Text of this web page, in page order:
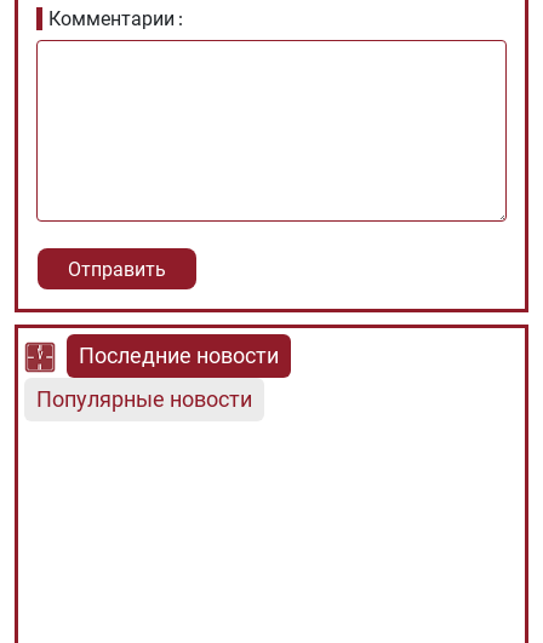
Комментарии
Последние новости
Популярные новости